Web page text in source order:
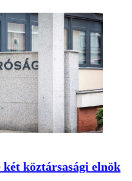
két köztársasági elnök